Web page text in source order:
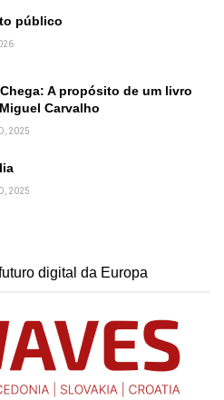
público
A propósito de um livro
Carvalho
2025
2025
digital da Europa